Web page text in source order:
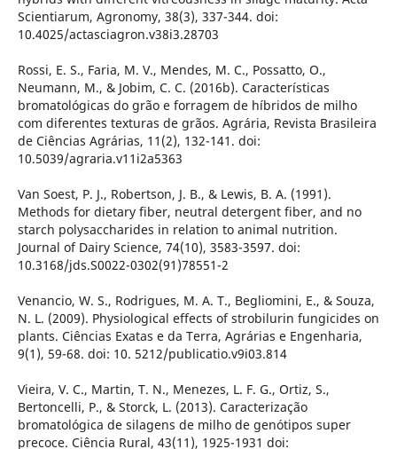
Scientiarum, Agronomy, 38(3), 337-344. doi:
10.4025/actasciagron.v38i3.28703
Rossi, E. S., Faria, M. V., Mendes, M. C., Possatto, O.,
Neumann, M., & Jobim, C. C. (2016b). Características
bromatológicas do grão e forragem de híbridos de milho
com diferentes texturas de grãos. Agrária, Revista Brasileira
de Ciências Agrárias, 11(2), 132-141. doi:
10.5039/agraria.v11i2a5363
Van Soest, P. J., Robertson, J. B., & Lewis, B. A. (1991).
Methods for dietary fiber, neutral detergent fiber, and no
starch polysaccharides in relation to animal nutrition.
Journal of Dairy Science, 74(10), 3583-3597. doi:
10.3168/jds.S0022-0302(91)78551-2
Venancio, W. S., Rodrigues, M. A. T., Begliomini, E., & Souza,
N. L. (2009). Physiological effects of strobilurin fungicides on
plants. Ciências Exatas e da Terra, Agrárias e Engenharia,
9(1), 59-68. doi: 10. 5212/publicatio.v9i03.814
Vieira, V. C., Martin, T. N., Menezes, L. F. G., Ortiz, S.,
Bertoncelli, P., & Storck, L. (2013). Caracterização
bromatológica de silagens de milho de genótipos super
precoce. Ciência Rural, 43(11), 1925-1931 doi: